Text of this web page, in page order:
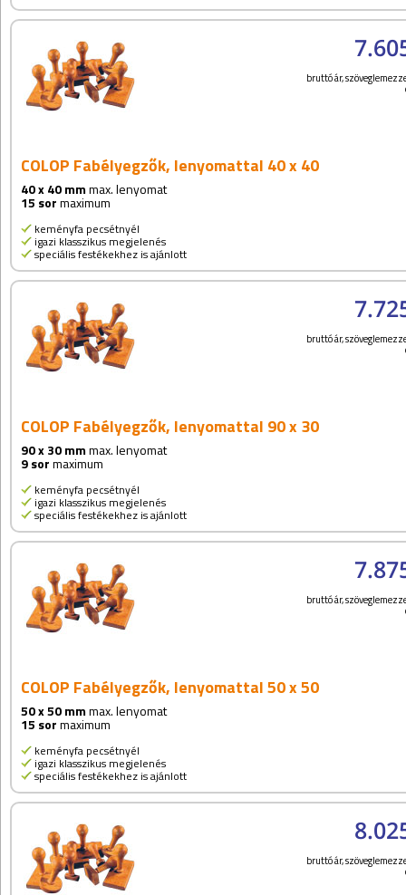
bruttó ár,
COLOP Fabélyegzők, lenyomattal 40 x 40
40 x 40 mmmax. lenyomat
15 sormaximum
keményfa pecsétnyél
igazi klasszikus megjelenés
speciális festékekhez is ajánlott
bruttó ár,
COLOP Fabélyegzők, lenyomattal 90 x 30
90 x 30 mmmax. lenyomat
9 sormaximum
keményfa pecsétnyél
igazi klasszikus megjelenés
speciális festékekhez is ajánlott
bruttó ár,
COLOP Fabélyegzők, lenyomattal 50 x 50
50 x 50 mmmax. lenyomat
15 sormaximum
keményfa pecsétnyél
igazi klasszikus megjelenés
speciális festékekhez is ajánlott
bruttó ár,